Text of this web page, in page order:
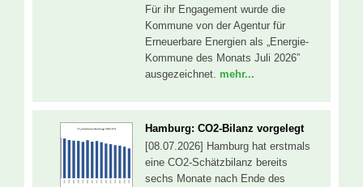
Für ihr Engagement wurde die
Kommune von der Agentur für
Erneuerbare Energien als „Energie-
Kommune des Monats Juli 2026”
ausgezeichnet. mehr...
Hamburg: CO2-Bilanz vorgelegt
[08.07.2026] Hamburg hat erstmals
eine CO2-Schätzbilanz bereits
sechs Monate nach Ende des